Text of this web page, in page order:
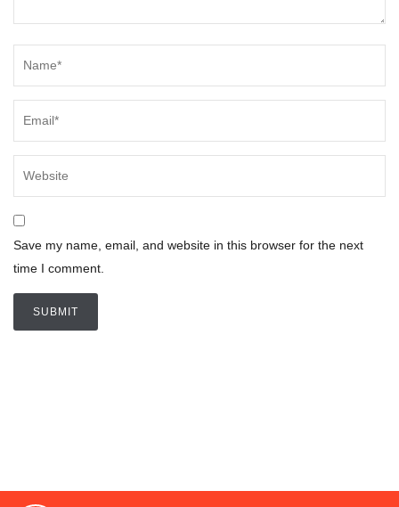
Save my name, email, and website in this browser for the next
time I comment.